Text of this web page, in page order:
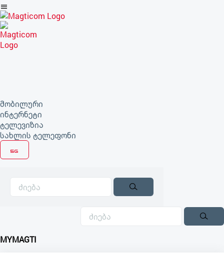
არტიკლზე
გადასვლა
მობილური
ინტერნეტი
ტელევიზია
სახლის ტელეფონი
MYMAGTI